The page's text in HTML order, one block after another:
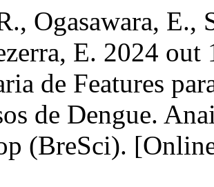
Ogasawara, E.,
E. 2024 out
de Features
de Dengue.
(BreSci).